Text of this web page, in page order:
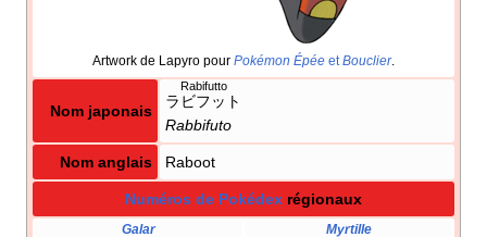
Artwork de Lapyro pour Pokémon Épée et Bouclier.
Nom japonais
ラビフット
Rabifutto
Rabbifuto
Nom anglais Raboot
Numéros de Pokédex régionaux
Galar Myrtille